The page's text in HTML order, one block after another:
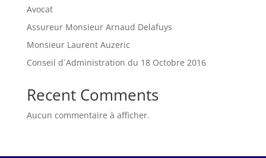
Avocat
Assureur Monsieur Arnaud Delafuys
Monsieur Laurent Auzeric
Conseil d´Administration du 18 Octobre 2016
Recent Comments
Aucun commentaire à afficher.